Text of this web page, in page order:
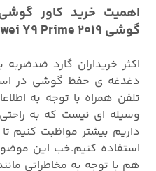
اهمیت خرید کاور
گوشی Huawei Y9 Prime 2019 :
دغدغه ی حفظ گوشی در
تلفن همراه با توجه به
وسیله ای نیست که به
داریم بیشتر مواظبت کنیم
استفاده کنیم.خب این
هم با توجه به مخاطراتی